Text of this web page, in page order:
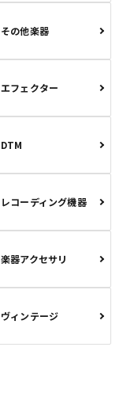
その他楽器
エフェクター
DTM
レコーディング機器
楽器アクセサリ
ヴィンテージ